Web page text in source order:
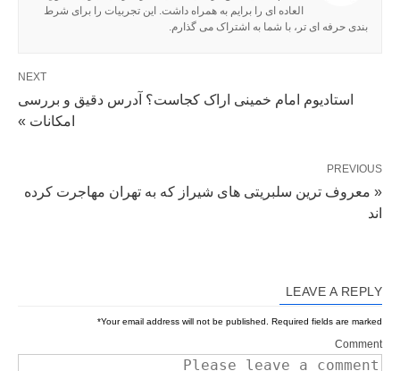
العاده ای را برایم به همراه داشت. این تجربیات را برای شرط
بندی حرفه ای تر، با شما به اشتراک می گذارم.
NEXT
استادیوم امام خمینی اراک کجاست؟ آدرس دقیق و بررسی
امکانات »
PREVIOUS
« معروف ترین سلبریتی های شیراز که به تهران مهاجرت کرده
اند
LEAVE A REPLY
Your email address will not be published. Required fields are marked
*
Comment